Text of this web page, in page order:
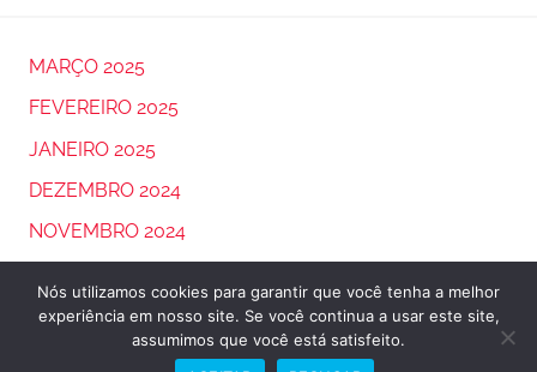
MARÇO 2025
FEVEREIRO 2025
JANEIRO 2025
DEZEMBRO 2024
NOVEMBRO 2024
WordPress Theme: Donovan by ThemeZee.
Nós utilizamos cookies para garantir que você tenha a melhor
experiência em nosso site. Se você continua a usar este site,
assumimos que você está satisfeito.